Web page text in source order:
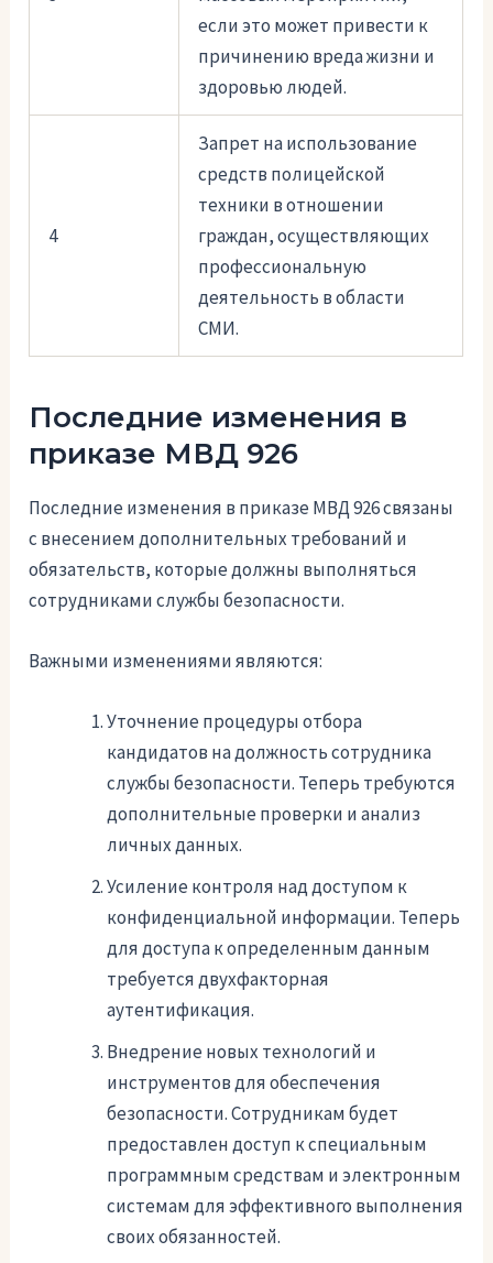
если это может привести к
причинению вреда жизни и
здоровью людей.
4
Запрет на использование
средств полицейской
техники в отношении
граждан, осуществляющих
профессиональную
деятельность в области
СМИ.
Последние изменения в
приказе МВД 926
Последние изменения в приказе МВД 926 связаны
с внесением дополнительных требований и
обязательств, которые должны выполняться
сотрудниками службы безопасности.
Важными изменениями являются:
Уточнение процедуры отбора
кандидатов на должность сотрудника
службы безопасности. Теперь требуются
дополнительные проверки и анализ
личных данных.
Усиление контроля над доступом к
конфиденциальной информации. Теперь
для доступа к определенным данным
требуется двухфакторная
аутентификация.
Внедрение новых технологий и
инструментов для обеспечения
безопасности. Сотрудникам будет
предоставлен доступ к специальным
программным средствам и электронным
системам для эффективного выполнения
своих обязанностей.